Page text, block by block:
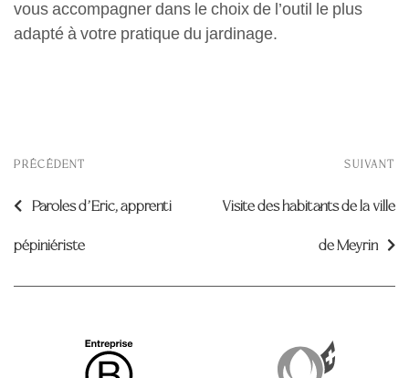
vous accompagner dans le choix de l’outil le plus
adapté à votre pratique du jardinage.
Navigation
l’article
Article
précédent
PRÉCÉDENT
Paroles d’Eric, apprenti
pépiniériste
SUIVANT
Visite des habitants de la ville
de Meyrin